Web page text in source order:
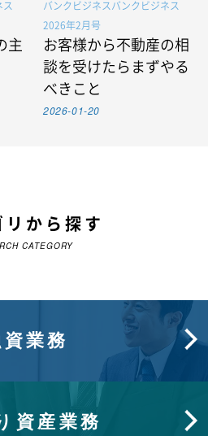
ス
主
バンクビジネスバンクビジネス
2026年2月号
お客様から不動産の相
談を受けたらまずやる
べきこと
2026-01-20
リから探す
CATEGORY
資業務
資産業務